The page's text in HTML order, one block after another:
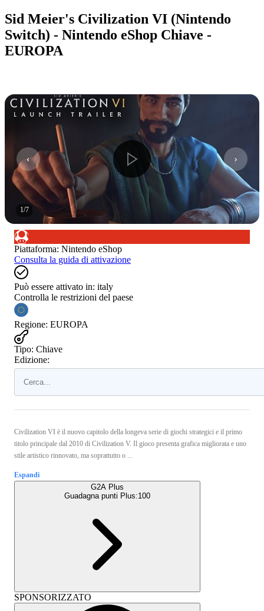
Sid Meier's Civilization VI (Nintendo
Switch) - Nintendo eShop Chiave -
EUROPA
1/7
Piattaforma: Nintendo eShop
Consulta la guida di attivazione
Può essere attivato in: italy
Controlla le restrizioni del paese
Regione: EUROPA
Tipo: Chiave
Edizione:
Civilization VI è il nuovo capitolo della longeva serie di giochi strategici e il primo
titolo principale dal 2010 di Civilization V. Il gioco presenta grafica migliorata e uno
stile artistico rinnovato, ma soprattutto o ...
Espandi
G2A Plus
Guadagna punti Plus:100
SPONSORIZZATO